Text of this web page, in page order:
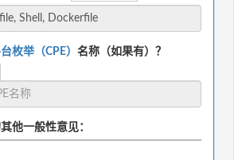
枚举（CPE） 名称（如果有）？
他一般性意见：